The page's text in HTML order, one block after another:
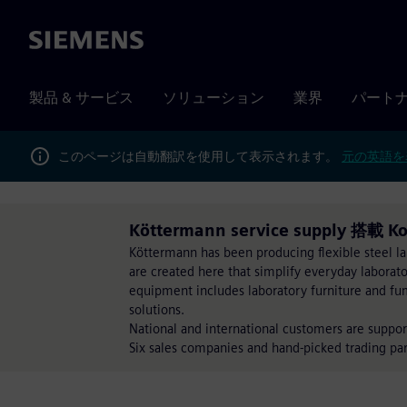
Siemens
製品 & サービス ソリューション 業界 パート
このページは自動翻訳を使用して表示されます。 元の英語
Köttermann service supply 搭載
Köttermann has been producing flexible steel
are created here that simplify everyday
equipment includes laboratory furniture and
solutions.
National and international customers are
Six sales companies and hand-picked trading